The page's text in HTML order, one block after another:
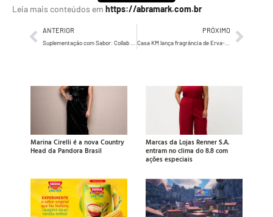
Leia mais conteúdos em https://abramark.com.br
ANTERIOR
Suplementação com Sabor: Collab BEST WHEY® e TODDY® reinventa a Nutrição Esportiva em parceria inovadora
PRÓXIMO
Casa KM lança fragrância de Erva-doce para a linha de lavandeira infantil Vida Macia
Marina Cirelli é a nova Country
Head da Pandora Brasil
Marcas da Lojas Renner S.A.
entram no clima do 8.8 com
ações especiais